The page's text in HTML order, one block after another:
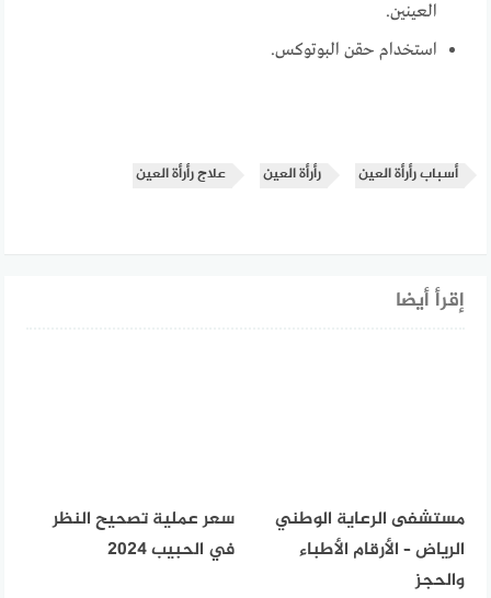
العينين.
استخدام حقن البوتوكس.
أسباب رأرأة العين رأرأة العين علاج رأرأة العين
إقرأ أيضا
مستشفى الرعاية الوطني
الرياض – الأرقام الأطباء
والحجز
سعر عملية تصحيح النظر
في الحبيب 2024